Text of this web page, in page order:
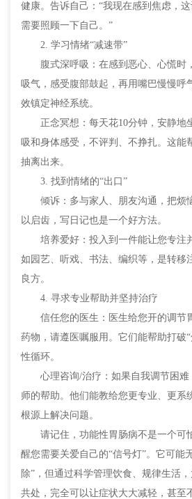
健康。告诉自己：“我现在感到焦虑，
需要照顾一下自己。”
2. 学习情绪“减速带”
腹式深呼吸：在感到恶心、心慌时
吸气，感受腹部鼓起，再用嘴巴慢慢呼
效镇定神经系统。
正念冥想：每天花10分钟，安静地
吸和身体感受，不评判、不挣扎。这能
抽离出来。
3. 找到情绪的“出口”
倾诉：多与家人、朋友沟通，把烦
以启齿，写日记也是一个好方法。
培养爱好：投入到一件能让您专注
如园艺、听戏、书法、编织等，是转移
良方。
4. 寻求专业帮助并坚持治疗
信任您的医生：医生给您开的调节
药物，请遵医嘱服用。它们能帮助打破
性循环。
心理咨询/治疗：如果自我调节困难
师的帮助。他们能教给您更专业、更系
根源上解决问题。
请记住，功能性胃肠病不是一个可
醒您需要关爱自己的“信号灯”。它可能
除”，但通过科学管理饮食、规律生活
共处，完全可以让症状大大减轻，甚至